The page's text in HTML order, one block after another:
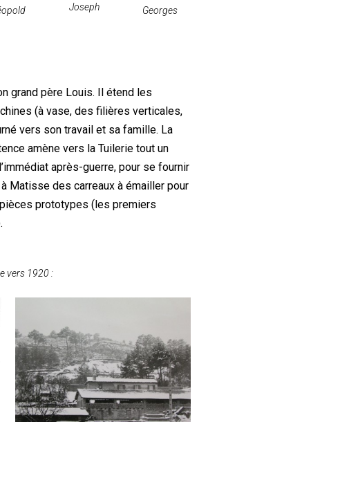
Joseph Georges
grand père Louis. Il étend les
(à vase, des filières verticales,
vers son travail et sa famille. La
amène vers la Tuilerie tout un
après-guerre, pour se fournir
Matisse des carreaux à émailler pour
prototypes (les premiers
vers 1920 :